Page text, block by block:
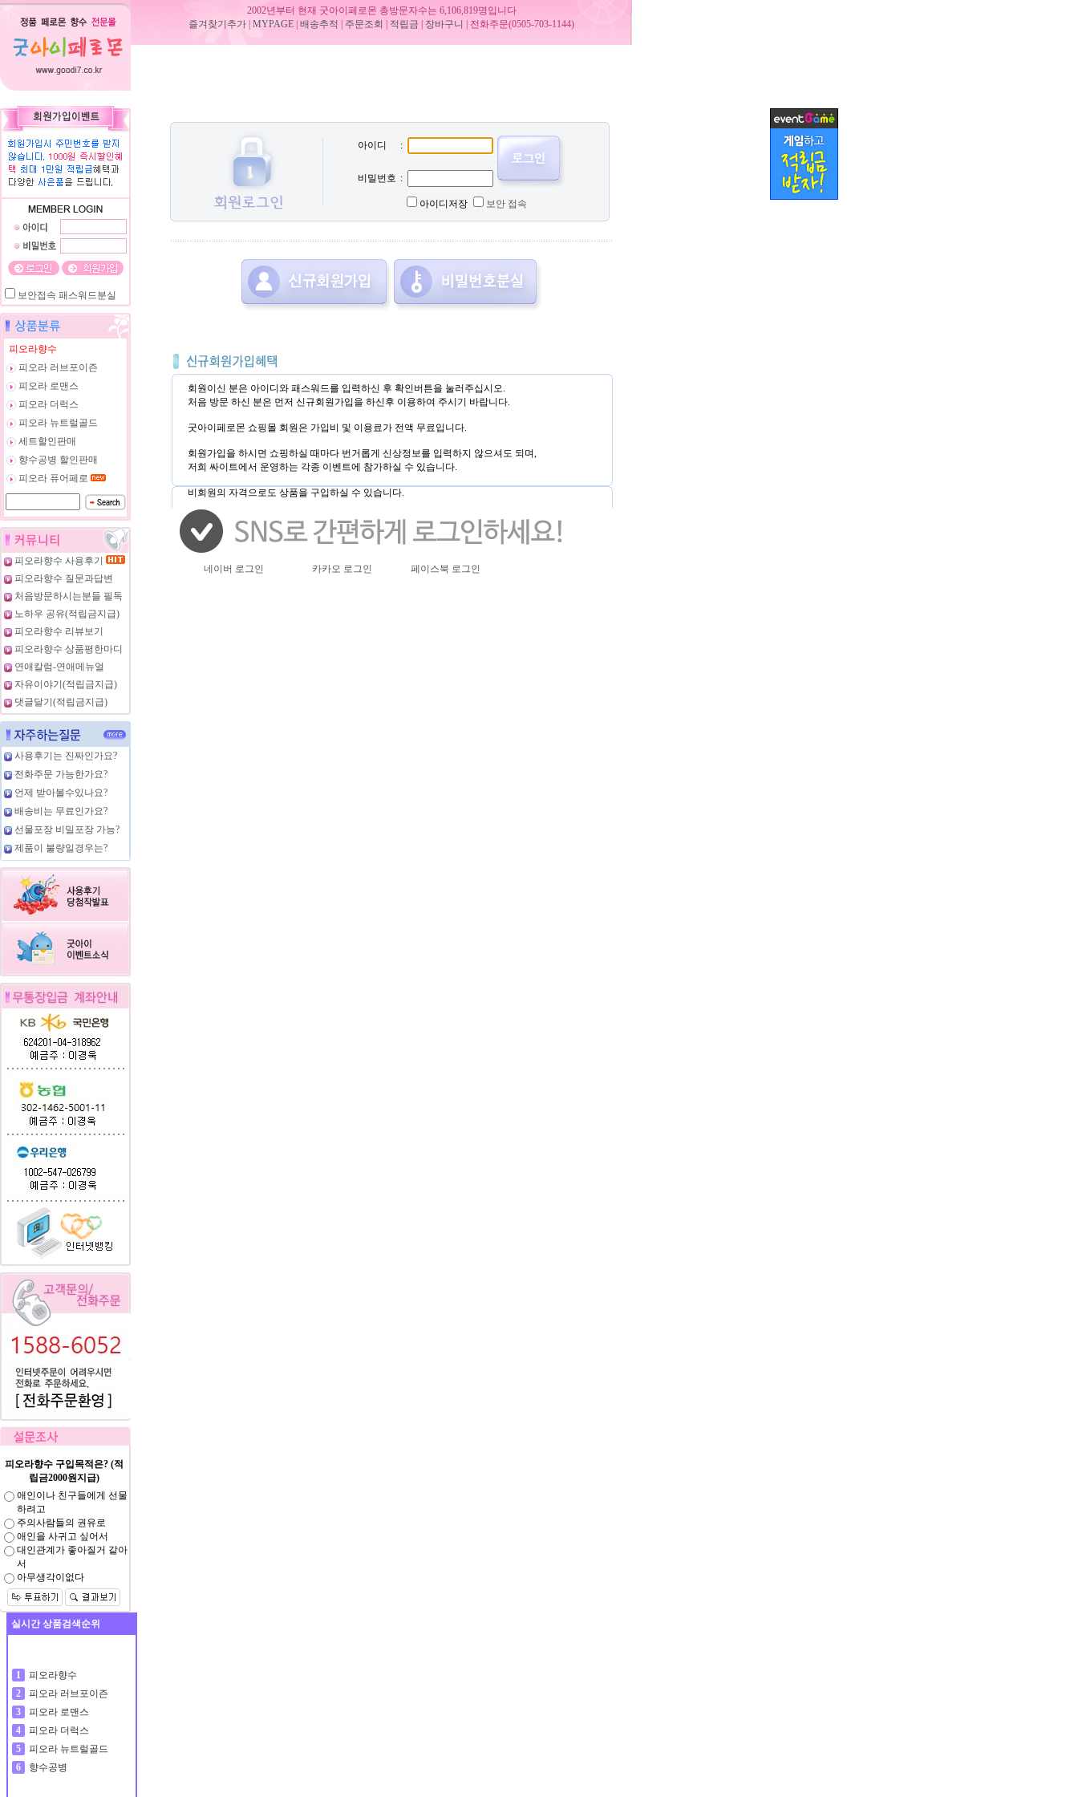
2002년부터 현재 굿아이페로몬 총방문자수는 6,106,819명입니다
즐겨찾기추가 MYPAGE 배송추적 주문조회 적립금 장바구니 | 전화주문(0505-703-1144)
보안접속 패스워드분실
피오라향수
피오라 러브포이즌
피오라 로맨스
피오라 더럭스
피오라 뉴트럴골드
세트할인판매
향수공병 할인판매
피오라 퓨어페로
피오라향수 사용후기
피오라향수 질문과답변
처음방문하시는분들 필독
노하우 공유(적립금지급)
피오라향수 리뷰보기
피오라향수 상품평한마디
연애칼럼-연애메뉴얼
자유이야기(적립금지급)
댓글달기(적립금지급)
사용후기는 진짜인가요?
전화주문 가능한가요?
언제 받아볼수있나요?
배송비는 무료인가요?
선물포장 비밀포장 가능?
제품이 불량일경우는?
피오라향수 구입목적은? (적
립금2000원지급)
애인이나 친구들에게 선물
하려고
주의사람들의 권유로
애인을 사귀고 싶어서
대인관계가 좋아질거 같아
서
아무생각이없다
실시간 상품검색순위
1
피오라향수
2
피오라 러브포이즌
3
피오라 로맨스
4
피오라 더럭스
5
피오라 뉴트럴골드
6
향수공병
아이디 :
비밀번호 :
아이디저장 보안 접속
회원이신 분은 아이디와 패스워드를 입력하신 후 확인버튼을 눌러주십시오.
처음 방문 하신 분은 먼저 신규회원가입을 하신후 이용하여 주시기 바랍니다.
굿아이페로몬 쇼핑몰 회원은 가입비 및 이용료가 전액 무료입니다.
회원가입을 하시면 쇼핑하실 때마다 번거롭게 신상정보를 입력하지 않으셔도 되며,
저희 싸이트에서 운영하는 각종 이벤트에 참가하실 수 있습니다.
비회원의 자격으로도 상품을 구입하실 수 있습니다.
네이버 로그인 카카오 로그인 페이스북 로그인